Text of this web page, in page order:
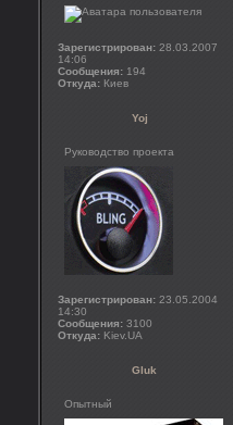
Зарегистрирован: 28.03.2007
14:06
Сообщения: 194
Откуда: Киев
Yoj
Руководство проекта
Зарегистрирован: 23.05.2004
14:30
Сообщения: 3100
Откуда: Kiev.UA
Gluk
Опытный